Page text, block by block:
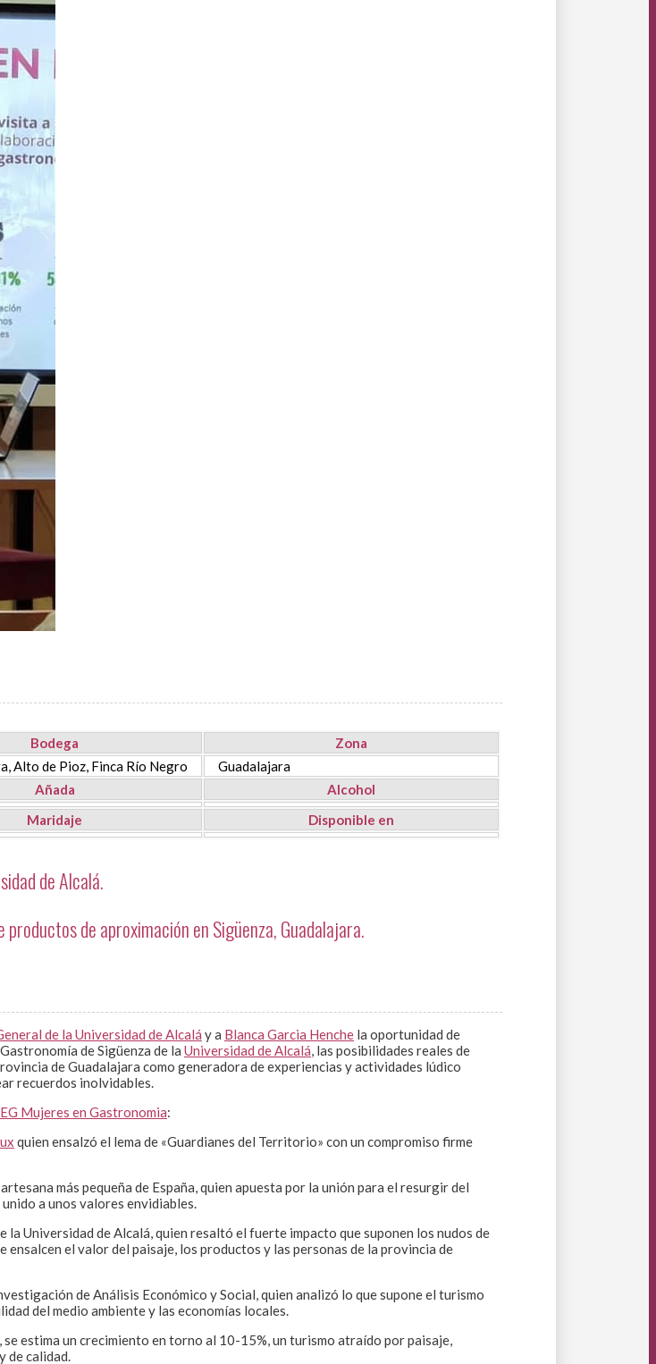
Bodega
Zona
Alto de Pioz, Finca Río Negro
Guadalajara
Añada
Alcohol
Maridaje Disponible en
de Alcalá.
de aproximación en Sigüenza, Guadalajara.
de la Universidad de Alcalá y a Blanca Garcia Henche la oportunidad de
de Sigüenza de la Universidad de Alcalá, las posibilidades reales de
de Guadalajara como generadora de experiencias y actividades lúdico
recuerdos inolvidables.
Mujeres en Gastronomia:
quien ensalzó el lema de «Guardianes del Territorio» con un compromiso firme
más pequeña de España, quien apuesta por la unión para el resurgir del
a unos valores envidiables.
la Universidad de Alcalá, quien resaltó el fuerte impacto que suponen los nudos de
el valor del paisaje, los productos y las personas de la provincia de
de Análisis Económico y Social, quien analizó lo que supone el turismo
del medio ambiente y las economías locales.
estima un crecimiento en torno al 10-15%, un turismo atraído por paisaje,
de calidad.